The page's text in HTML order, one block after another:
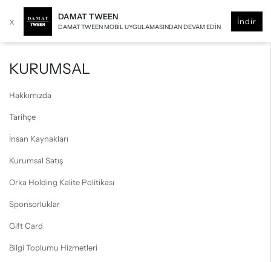
x DAMAT TWEEN
DAMAT TWEEN MOBIL UYGULAMASINDAN DEVAM EDIN
İndir
KURUMSAL
Hakkımızda
Tarihçe
İnsan Kaynakları
Kurumsal Satış
Orka Holding Kalite Politikası
Sponsorluklar
Gift Card
Bilgi Toplumu Hizmetleri